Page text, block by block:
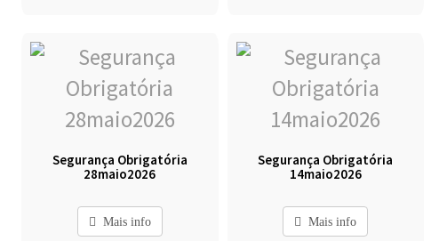
Segurança Obrigatória
28maio2026
Mais info
Segurança Obrigatória
14maio2026
Mais info